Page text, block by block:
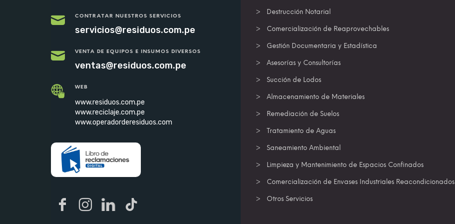
CONTRATAR NUESTROS SERVICIOS
servicios@residuos.com.pe
VENTA DE EQUIPOS E INSUMOS DIVERSOS
ventas@residuos.com.pe
WEB
www.residuos.com.pe
www.reciclaje.com.pe
www.operadorderesiduos.com
Destrucción Notarial
Comercialización de Reaprovechables
Gestión Documentaria y Estadística
Asesorías y Consultorías
Succión de Lodos
Almacenamiento de Materiales
Remediación de Suelos
Tratamiento de Aguas
Saneamiento Ambiental
Limpieza y Mantenimiento de Espacios Confinados
Comercialización de Envases Industriales Reacondicionados
Otros Servicios